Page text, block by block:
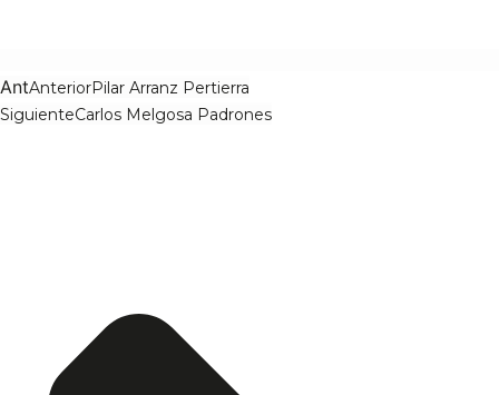
AntAnteriorPilar Arranz Pertierra
SiguienteCarlos Melgosa Padrones